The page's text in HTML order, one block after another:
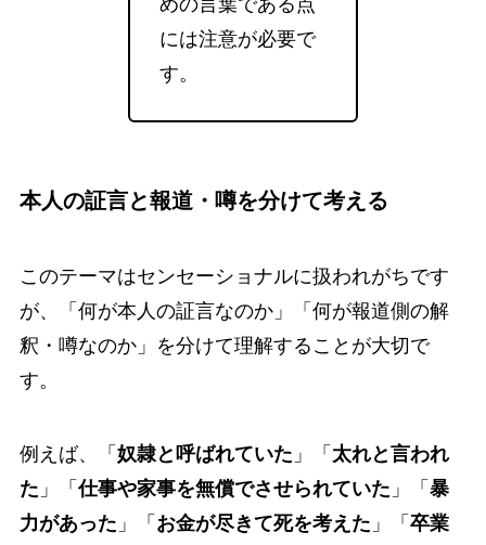
めの言葉である点
には注意が必要で
す。
本人の証言と報道・噂を分けて考える
このテーマはセンセーショナルに扱われがちです
が、「何が本人の証言なのか」「何が報道側の解
釈・噂なのか」を分けて理解することが大切で
す。
例えば、「 奴隷と呼ばれていた 」「 太れと言われ
た 」「仕事や家事を無償でさせられていた 」「 暴
力があった 」「 お金が尽きて死を考えた 」「 卒業